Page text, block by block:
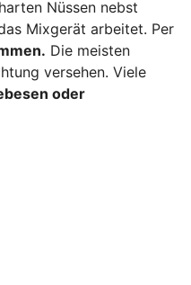
Nüssen nebst
Mixgerät arbeitet. Per
Die meisten
versehen. Viele
oder